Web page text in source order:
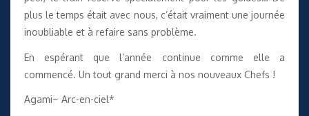
plus le temps était avec nous, c’était vraiment une journée
inoubliable et à refaire sans problème.
En espérant que l’année continue comme elle a
commencé. Un tout grand merci à nos nouveaux Chefs !
Agami~ Arc-en-ciel*